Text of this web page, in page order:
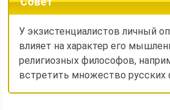
У экзистенциалистов личный
влияет на характер его
религиозных философов,
встретить множество русских